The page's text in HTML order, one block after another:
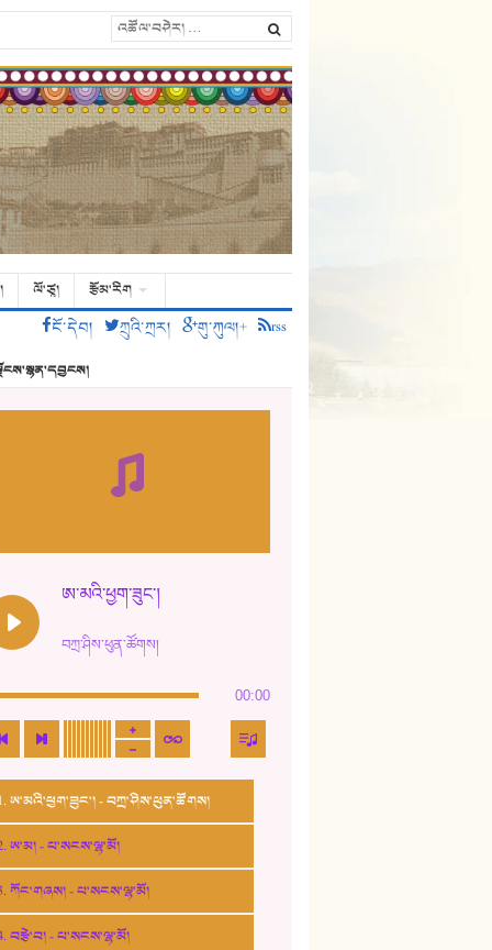
ལོ་ཙཱ།
རྩོམ་རིག
ངོ་དེབ།
ཀྲུའི་ཀྲར། གུ་ཀུལ།+ rss
ཨ་མའི་ཕྱག་ཟུང་།
བཀྲ་ཤིས་ཕུན་ཚོགས།
00:00
ཨ་མའི་ཕྱག་ཟུང་། - བཀྲ་ཤིས་ཕུན་ཚོགས།
ཨ་མ། - པ་སངས་ལྷ་མོ།
ཀོང་གཞས། - པ་སངས་ལྷ་མོ།
བརྩེ་བ། - པ་སངས་ལྷ་མོ།